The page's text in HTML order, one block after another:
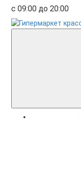
с 09:00 до 20:00